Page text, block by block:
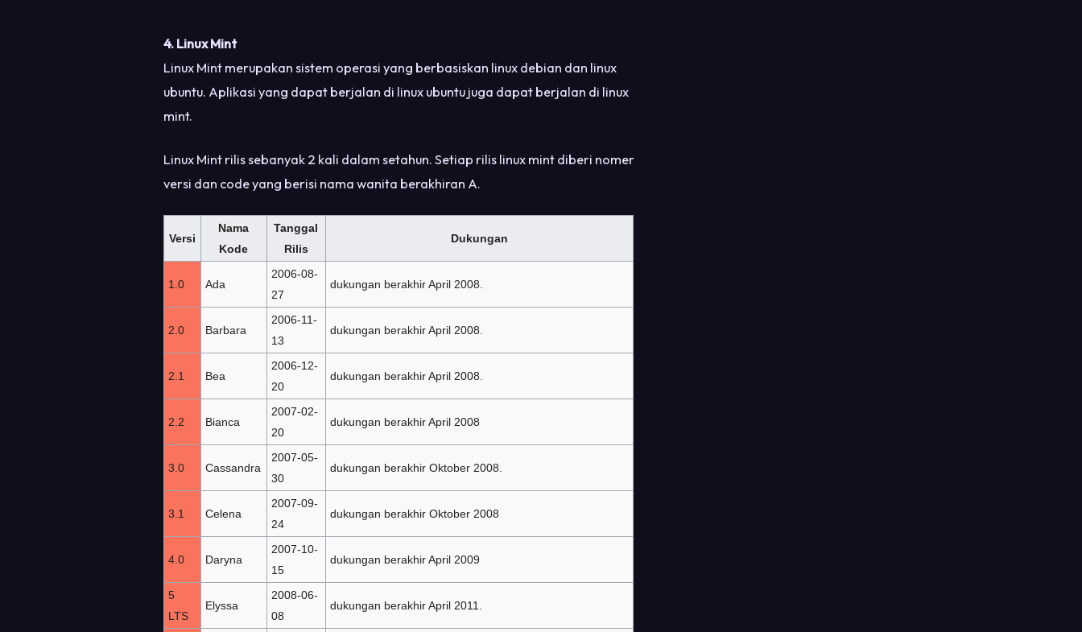
4. Linux Mint
Linux Mint merupakan sistem operasi yang berbasiskan linux debian dan linux
ubuntu. Aplikasi yang dapat berjalan di linux ubuntu juga dapat berjalan di linux
mint.
Linux Mint rilis sebanyak 2 kali dalam setahun. Setiap rilis linux mint diberi nomer
versi dan code yang berisi nama wanita berakhiran A.
Versi
Nama
Kode
Tanggal
Rilis
Dukungan
1.0 Ada
2006-08-
27
dukungan berakhir April 2008.
2.0 Barbara
2006-11-
13
dukungan berakhir April 2008.
2.1 Bea
2006-12-
20
dukungan berakhir April 2008.
2.2 Bianca
2007-02-
20
dukungan berakhir April 2008
3.0 Cassandra
2007-05-
30
dukungan berakhir Oktober 2008.
3.1 Celena
2007-09-
24
dukungan berakhir Oktober 2008
4.0 Daryna
2007-10-
15
dukungan berakhir April 2009
5
LTS
Elyssa
2008-06-
08
dukungan berakhir April 2011.